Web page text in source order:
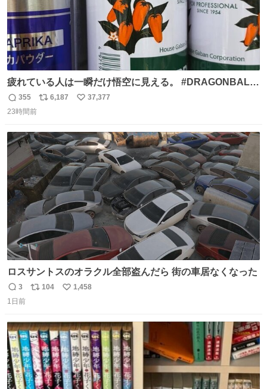
疲れている人は一瞬だけ悟空に見える。 #DRAGONBALL
#ドラゴンボール
返
信
355
リ
ト
数
6,187
い
数
37,377
23時間前
ロスサントスのオラクル全部盗んだら 街の車居なくなった
返
信
3
リ
ト
数
104
い
数
1,458
1日前